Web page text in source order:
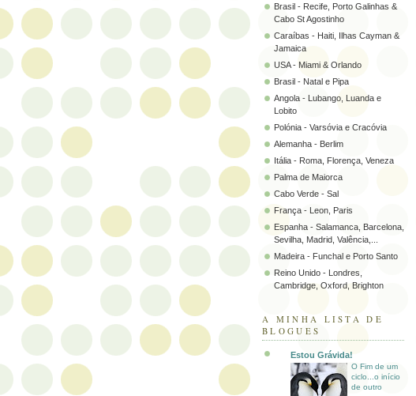
Brasil - Recife, Porto Galinhas &
Cabo St Agostinho
Caraíbas - Haiti, Ilhas Cayman &
Jamaica
USA - Miami & Orlando
Brasil - Natal e Pipa
Angola - Lubango, Luanda e
Lobito
Polónia - Varsóvia e Cracóvia
Alemanha - Berlim
Itália - Roma, Florença, Veneza
Palma de Maiorca
Cabo Verde - Sal
França - Leon, Paris
Espanha - Salamanca, Barcelona,
Sevilha, Madrid, Valência,...
Madeira - Funchal e Porto Santo
Reino Unido - Londres,
Cambridge, Oxford, Brighton
A MINHA LISTA DE
BLOGUES
Estou Grávida!
O Fim de um
ciclo...o início
de outro